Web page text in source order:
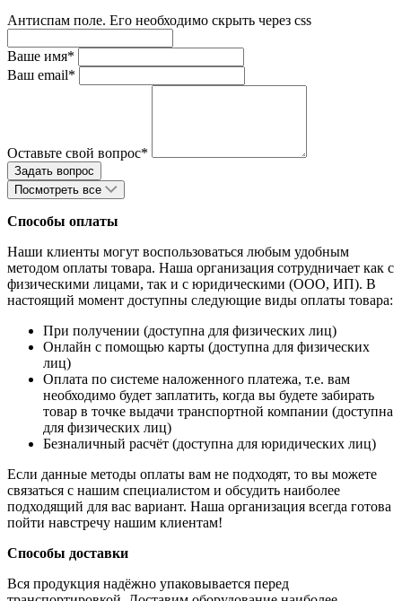
Антиспам поле. Его необходимо скрыть через css
Ваше имя*
Ваш email*
Оставьте свой вопрос*
Посмотреть все
Способы оплаты
Наши клиенты могут воспользоваться любым удобным
методом оплаты товара. Наша организация сотрудничает как с
физическими лицами, так и с юридическими (ООО, ИП). В
настоящий момент доступны следующие виды оплаты товара:
При получении (доступна для физических лиц)
Онлайн с помощью карты (доступна для физических
лиц)
Оплата по системе наложенного платежа, т.е. вам
необходимо будет заплатить, когда вы будете забирать
товар в точке выдачи транспортной компании (доступна
для физических лиц)
Безналичный расчёт (доступна для юридических лиц)
Если данные методы оплаты вам не подходят, то вы можете
связаться с нашим специалистом и обсудить наиболее
подходящий для вас вариант. Наша организация всегда готова
пойти навстречу нашим клиентам!
Способы доставки
Вся продукция надёжно упаковывается перед